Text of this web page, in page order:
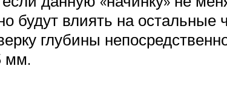
будут влиять на
глубины
мм.